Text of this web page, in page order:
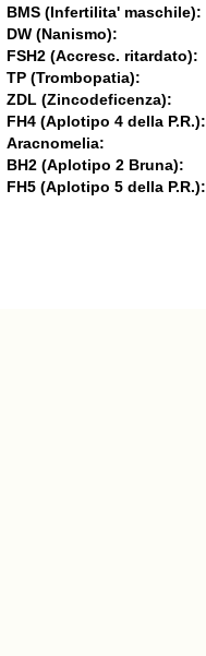
BMS (Infertilita' maschile):
DW (Nanismo):
FSH2 (Accresc. ritardato):
TP (Trombopatia):
ZDL (Zincodeficenza):
FH4 (Aplotipo 4 della P.R.):
Aracnomelia:
BH2 (Aplotipo 2 Bruna):
FH5 (Aplotipo 5 della P.R.):